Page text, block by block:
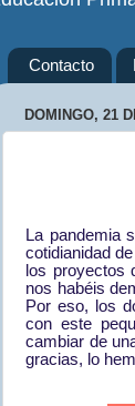
Contacto
DOMINGO, 21
La pandemia
cotidianidad
los proyectos
nos habéis
Por eso, los
con este
cambiar de
gracias, lo